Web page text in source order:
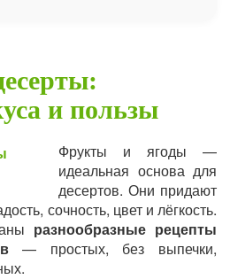
и пользы
Фрукты и ягоды —
идеальная основа для
десертов. Они придают
сочность, цвет и лёгкость.
разнообразные рецепты
— простых, без выпечки,